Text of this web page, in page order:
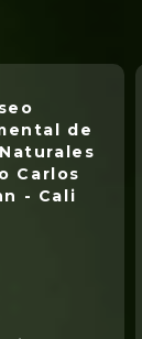
de
Carlos
- Cali